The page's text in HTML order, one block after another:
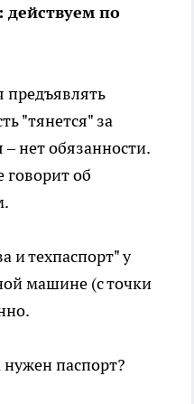
действуем по
"тянется" за
нет обязанности.
об
и техпаспорт" у
машине (с точки
паспорт?